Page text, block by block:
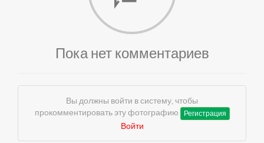
Пока нет комментариев
Вы должны войти в систему, чтобы
прокомментировать эту фотографию
Регистрация
Войти